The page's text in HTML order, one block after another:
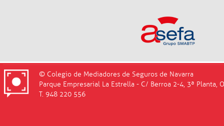
© Colegio de Mediadores de Seguros de Navarra
Parque Empresarial La Estrella - C/ Berroa 2-4, 3ª Planta,
T. 948 220 556